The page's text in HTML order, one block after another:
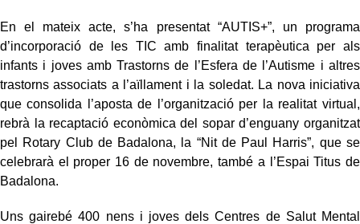
En el mateix acte, s’ha presentat “AUTIS+”, un programa
d’incorporació de les TIC amb finalitat terapèutica per als
infants i joves amb Trastorns de l’Esfera de l’Autisme i altres
trastorns associats a l’aïllament i la soledat. La nova iniciativa
que consolida l’aposta de l’organització per la realitat virtual,
rebrà la recaptació econòmica del sopar d’enguany organitzat
pel Rotary Club de Badalona, la “Nit de Paul Harris”, que se
celebrarà el proper 16 de novembre, també a l’Espai Titus de
Badalona.
Uns gairebé 400 nens i joves dels Centres de Salut Mental